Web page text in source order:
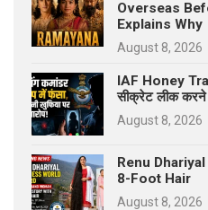
Overseas
Explains Why
August 8, 2026
IAF Honey
सीक्रेट लीक करने
August 8, 2026
Renu
8-Foot Hair
August 8, 2026